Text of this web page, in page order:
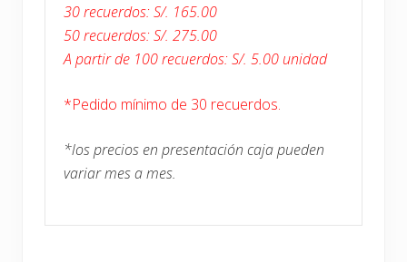
30 recuerdos: S/. 165.00
50 recuerdos: S/. 275.00
A partir de 100 recuerdos: S/. 5.00 unidad
*Pedido mínimo de 30 recuerdos.
*los precios en presentación caja pueden
variar mes a mes.